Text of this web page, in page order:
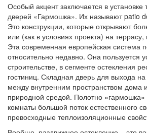
Особый акцент заключается в
дверей «Гармошка». Их называют patio
Это конструкции, которые открывают
или (как в условиях проекта) на
Эта современная европейская система
относительно недавно. Она пользуется
строительстве, в сегменте остекления
гостиниц. Складная дверь для выхода
между внутренним пространством дома
природной средой. Полотно «гармошка»
комнаты большой поток естественного
превосходные теплоизоляционные